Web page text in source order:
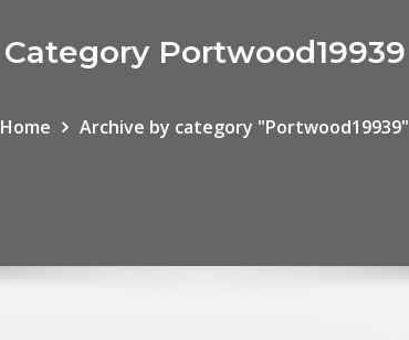
Category Portwood19939
Home Archive by category "Portwood19939"